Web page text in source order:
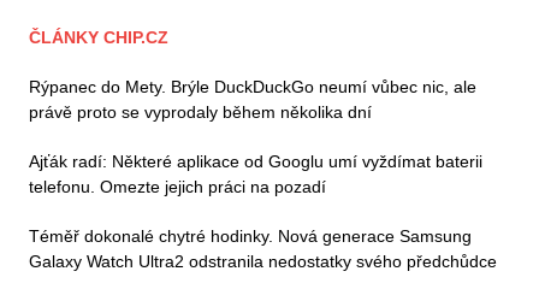
ČLÁNKY CHIP.CZ
Rýpanec do Mety. Brýle DuckDuckGo neumí vůbec nic, ale
právě proto se vyprodaly během několika dní
Ajťák radí: Některé aplikace od Googlu umí vyždímat baterii
telefonu. Omezte jejich práci na pozadí
Téměř dokonalé chytré hodinky. Nová generace Samsung
Galaxy Watch Ultra2 odstranila nedostatky svého předchůdce